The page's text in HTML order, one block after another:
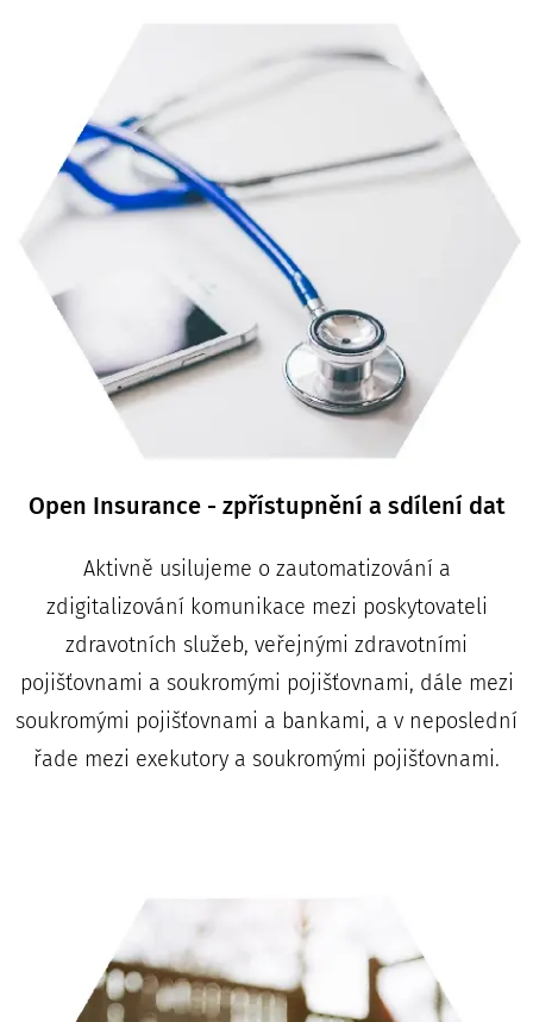
Open Insurance - zpřístupnění a sdílení dat
Aktivně usilujeme o zautomatizování a
zdigitalizování komunikace mezi poskytovateli
zdravotních služeb, veřejnými zdravotními
pojišťovnami a soukromými pojišťovnami, dále mezi
soukromými pojišťovnami a bankami, a v neposlední
řade mezi exekutory a soukromými pojišťovnami.